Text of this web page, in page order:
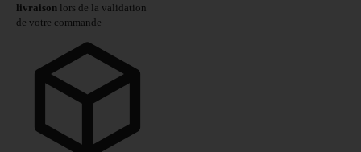
livraison lors de la validation
de votre commande